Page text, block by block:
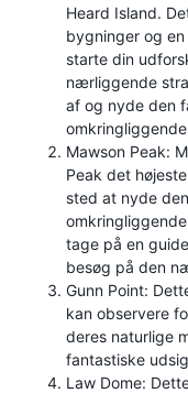
Heard Island.
bygninger og
starte din
nærliggende
af og nyde den
omkringliggende
Mawson Peak:
Peak det
sted at nyde
tage på en
besøg på den
Gunn Point:
kan observere
deres naturlige
fantastiske
Law Dome: